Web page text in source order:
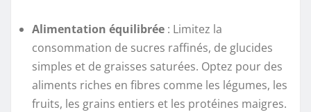
Alimentation équilibrée : Limitez la
consommation de sucres raffinés, de glucides
simples et de graisses saturées. Optez pour des
aliments riches en fibres comme les légumes, les
fruits, les grains entiers et les protéines maigres.